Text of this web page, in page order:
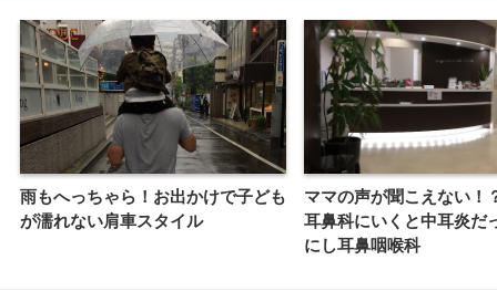
雨もへっちゃら！お出かけで子ども
が濡れない肩車スタイル
ママの声が聞こえない！
耳鼻科にいくと中耳炎だ
にし耳鼻咽喉科